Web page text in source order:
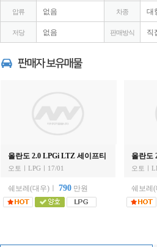
압류 없음 차종 대
저당 없음 판매방식 직
올란도 2.0 LPGi LTZ 세이프티
오토ㅣLPGㅣ17/01
쉐보레(대우)ㅣ 790 만원
오토ㅣ
쉐보레(